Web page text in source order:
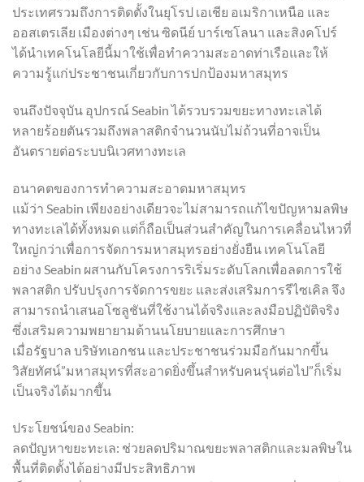
ประเทศรวมถึงการติดตั้งในยุโรป เอเชีย อเมริกาเหนือ และ
ออสเตรเลีย เมืองต่างๆ เช่น ซิดนีย์ บาร์เซโลนา และสิงคโปร์
ได้นำเทคโนโลยีนี้มาใช้เพื่อทำความสะอาดท่าเรือและให้
ความรู้แก่ประชาชนเกี่ยวกับการปกป้องมหาสมุทร
จนถึงปัจจุบัน อุปกรณ์ Seabin ได้รวบรวมขยะทางทะเลได้
หลายร้อยตันรวมถึงพลาสติกจำนวนนับไม่ถ้วนที่อาจเป็น
อันตรายต่อระบบนิเวศทางทะเล
อนาคตของการทำความสะอาดมหาสมุทร
แม้ว่า Seabin เพียงอย่างเดียวจะไม่สามารถแก้ไขปัญหามลพิษ
ทางทะเลได้ทั้งหมด แต่ก็ถือเป็นส่วนสำคัญในการเคลื่อนไหวที่
ใหญ่กว่าเพื่อการจัดการมหาสมุทรอย่างยั่งยืน เทคโนโลยี
อย่าง Seabin ผสานกับโครงการริเริ่มระดับโลกเพื่อลดการใช้
พลาสติก ปรับปรุงการจัดการขยะ และส่งเสริมการรีไซเคิล จึง
สามารถนำเสนอโซลูชันที่ใช้งานได้จริงและลงมือปฏิบัติจริง
ซึ่งเสริมความพยายามด้านนโยบายและการศึกษา
เมื่อรัฐบาล บริษัทเอกชน และประชาชนร่วมมือกันมากขึ้น
วิสัยทัศน์”มหาสมุทรที่สะอาดยิ่งขึ้นสำหรับคนรุ่นต่อไป”ก็เริ่ม
เป็นจริงได้มากขึัน
ประโยชน์ของ Seabin:
ลดปัญหาขยะทะเล: ช่วยลดปริมาณขยะพลาสติกและมลพิษใน
พื้นที่ติดตั้งได้อย่างมีประสิทธิภาพ